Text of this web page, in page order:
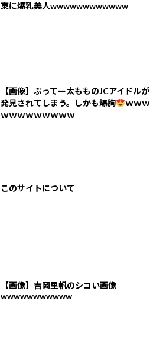
東に爆乳美人wwwwwwwwwwww
【画像】ぶってー太もものJCアイドルが
発見されてしまう。しかも爆胸
ｗｗｗ
ｗｗｗｗｗｗｗｗｗ
このサイトについて
【画像】吉岡里帆のシコい画像
wwwwwwwwwww